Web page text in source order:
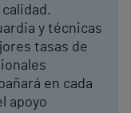
y técnicas
tasas de
en cada
apoyo